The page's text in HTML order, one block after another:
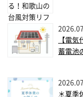
【電
蓄電池
＊夏季